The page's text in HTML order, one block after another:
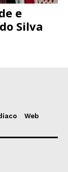
e
Silva
Web